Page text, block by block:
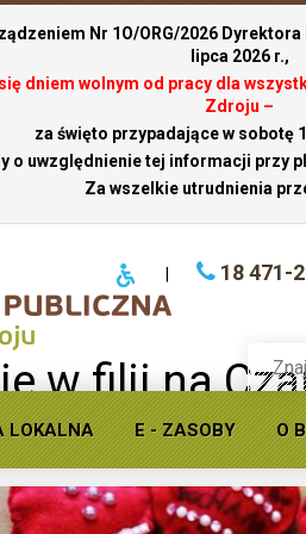
Nr 1O/ORG/2026
lipca 2026 r.,
dniem wolnym od pracy dla
Zdroju –
za święto przypadające w sobotę
o uwzględnienie tej informacji przy
Za wszelkie utrudnienia
18 471-
książkę
w
ofercie
LOKALNA E - ZASOBY O
w filii na